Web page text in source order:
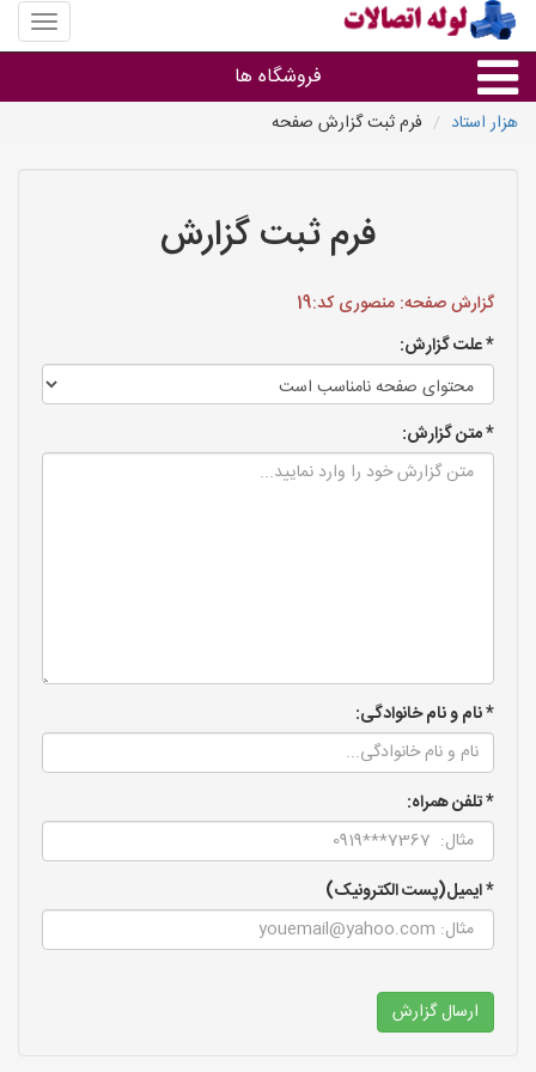
منوی
سایت
فروشگاه ها
سایر گروه ها
فروشگاه های لوله و اتصالات
هزار استاد فرم ثبت گزارش صفحه
فرم ثبت گزارش
گزارش صفحه: منصوری کد:19
* علت گزارش:
* متن گزارش:
* نام و نام خانوادگی:
* تلفن همراه:
* ایمیل(پست الکترونیک)